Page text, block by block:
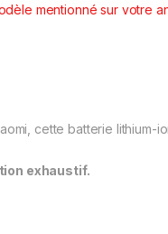
mentionné sur votre
cette batterie lithium-
exhaustif.